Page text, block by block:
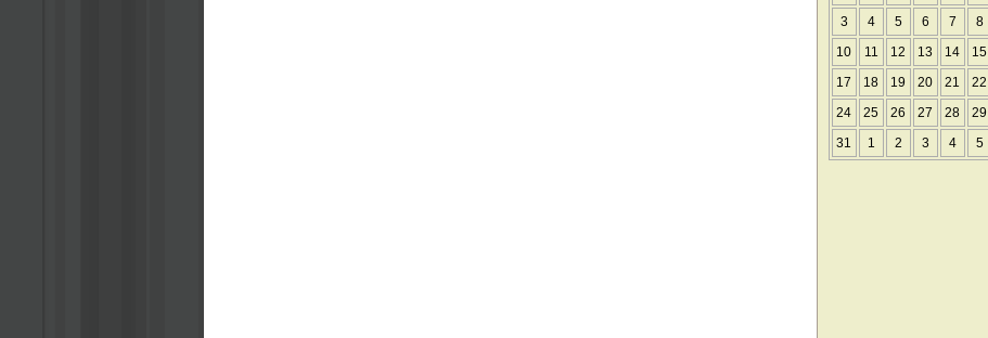
3 4 5 6 7 8
10 11 12 13 14 15
17 18 19 20 21 22
24 25 26 27 28 29
31 1 2 3 4 5